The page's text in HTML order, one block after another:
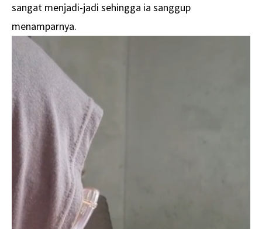
sangat menjadi-jadi sehingga ia sanggup
menamparnya.